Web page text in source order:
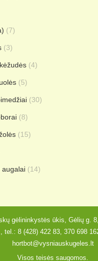
(7)
(3)
(4)
(5)
(30)
(8)
(15)
augalai (14)
gėlininkystės ūkis, Gėlių g.
tel.: 8 (428) 422 83, 370 698
hortbot@vysniauskugeles.lt
Visos teisės saugomos.